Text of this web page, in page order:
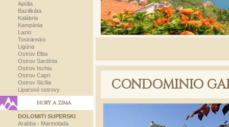
Apúlia
Bazilikáta
Kalábria
Kampánia
Lazio
Toskánsko
Ligúria
Ostrov Elba
Ostrov Sardínia
Ostrov Ischia
Ostrov Capri
Ostrov Sicília
Liparské ostrovy
HORY A ZIMA
DOLOMITI SUPERSKI
Arabba - Marmolada
CONDOMINIO